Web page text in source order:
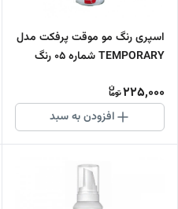
اسپری رنگ مو موقت پرفکت مدل
TEMPORARY شماره 05 رنگ
225,000
افزودن به سبد